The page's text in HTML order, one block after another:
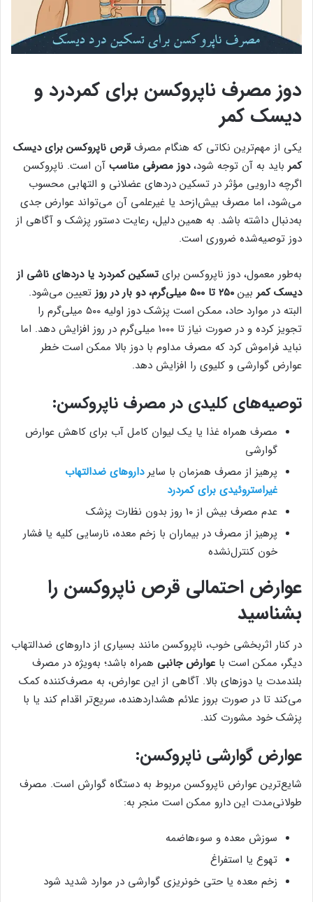
دوز مصرف ناپروکسن برای کمردرد و
دیسک کمر
یکی از مهم‌ترین نکاتی که هنگام مصرفقرص ناپروکسن برای دیسک
کمر باید به آن توجه شود،دوز مصرفی مناسب آن است. ناپروکسن
اگرچه دارویی مؤثر در تسکین دردهای عضلانی و التهابی محسوب
می‌شود، اما مصرف بیش‌ازحد یا غیرعلمی آن می‌تواند عوارض جدی
به‌دنبال داشته باشد. به همین دلیل، رعایت دستور پزشک و آگاهی از
دوز توصیه‌شده ضروری است.
به‌طور معمول، دوز ناپروکسن برای تسکین کمردرد یا دردهای ناشی از
دیسک کمر بین ۲۵۰ تا ۵۰۰ میلی‌گرم، دو بار در روز
تعیین می‌شود.
البته در موارد حاد، ممکن است پزشک دوز اولیه ۵۰۰ میلی‌گرم را
تجویز کرده و در صورت نیاز تا ۱۰۰۰ میلی‌گرم در روز افزایش دهد. اما
نباید فراموش کرد که مصرف مداوم با دوز بالا ممکن است خطر
عوارض گوارشی و کلیوی را افزایش دهد.
توصیه‌های کلیدی در مصرف ناپروکسن:
مصرف همراه غذا یا یک لیوان کامل آب برای کاهش عوارض
گوارشی
پرهیز از مصرف همزمان با سایرداروهای ضدالتهاب
غیراستروئیدی برای کمردرد
عدم مصرف بیش از ۱۰ روز بدون نظارت پزشک
پرهیز از مصرف در بیماران با زخم معده، نارسایی کلیه یا فشار
خون کنترل‌نشده
عوارض احتمالی قرص ناپروکسن را
بشناسید
در کنار اثربخشی خوب، ناپروکسن مانند بسیاری از داروهای ضدالتهاب
دیگر، ممکن است با عوارض جانبی همراه باشد؛ به‌ویژه در مصرف
بلندمدت یا دوزهای بالا. آگاهی از این عوارض، به مصرف‌کننده کمک
می‌کند تا در صورت بروز علائم هشداردهنده، سریع‌تر اقدام کند یا با
پزشک خود مشورت کند.
عوارض گوارشی ناپروکسن:
شایع‌ترین عوارض ناپروکسن مربوط به دستگاه گوارش است. مصرف
طولانی‌مدت این دارو ممکن است منجر به:
سوزش معده و سوء‌هاضمه
تهوع یا استفراغ
زخم معده یا حتی خونریزی گوارشی در موارد شدید شود